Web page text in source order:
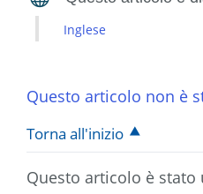
Inglese
Questo articolo non è
Torna all'inizio
Questo articolo è stato